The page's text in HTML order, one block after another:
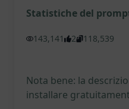
Statistiche del
143,141 2 118,539
Nota bene: la
installare